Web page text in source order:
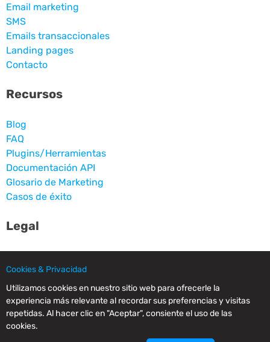
Email marketing
SMS
Emails transaccionales
Landing pages
Contacto
Recursos
Blog
FAQ
Plugins/Herramientas
Documentación API
Glosario de Marketing
Casos de éxito
Legal
Condiciones de uso
Política de abusos y anti-SPAM
Política de privacidad & Cookies
Sígue nuestras redes
Cookies & Privacidad
Utilizamos cookies en nuestro sitio web para ofrecerle la
experiencia más relevante al recordar sus preferencias y visitas
repetidas. Al hacer clic en "Aceptar", consiente el uso de las
cookies.